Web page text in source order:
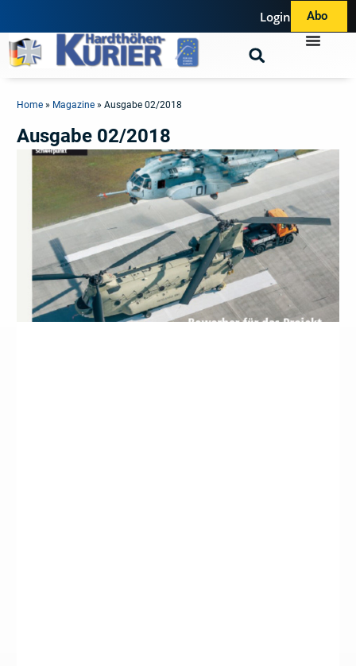
Login Abo
Home » Magazine »Ausgabe 02/2018
Ausgabe 02/2018